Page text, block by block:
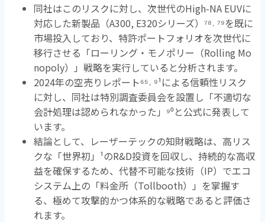
同社はこのリスクに対し、次世代のHigh-NA EUVに
対応した新製品（A300, E320シリーズ） ⁷⁸˒ ⁷⁹を既に
市場投入しており、特許ポートフォリオを次世代に
移行させる「ローリング・モノポリー（Rolling Mo
nopoly）」戦略を実行していると分析されます。
2024年の空売りレポート⁶⁵˒ ⁹¹による信頼性リスク
に対し、同社は特別調査委員会を設置し「不適切な
会計処理は認められなかった」 ⁹⁰と公式に発表して
います。
結論として、レーザーテックの知財戦略は、高リス
クな「世界初」 ¹のR&D投資を回収し、持続的な高収
益を確保するため、代替不可能な技術（IP）でエコ
システム上の「料金所（Tollbooth）」を掌握す
る、極めて攻撃的かつ体系的な戦略であると評価さ
れます。